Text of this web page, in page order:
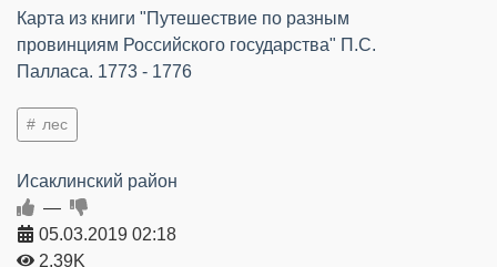
Карта из книги "Путешествие по разным
провинциям Российского государства" П.С.
Палласа. 1773 - 1776
лес
Исаклинский район
—
05.03.2019 02:18
2.39K